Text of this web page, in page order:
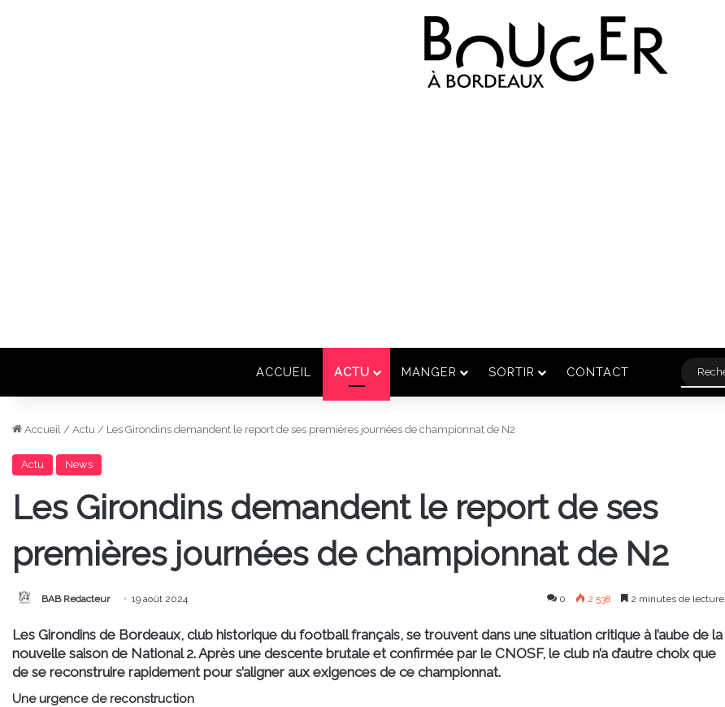
ACCUEIL ACTU MANGER SORTIR CONTACT
Accueil / Actu / Les Girondins demandent le report de ses premières journées de championnat de N2
Actu News
Les Girondins demandent le report de ses
premières journées de championnat de N2
BAB Redacteur 19 août 2024 0 2 538 2 minutes de lecture
Les Girondins de Bordeaux, club historique du football français, se trouvent dans une situation critique à l’aube de la
nouvelle saison de National 2. Après une descente brutale et confirmée par le CNOSF, le club n’a d’autre choix que
de se reconstruire rapidement pour s’aligner aux exigences de ce championnat.
Une urgence de reconstruction